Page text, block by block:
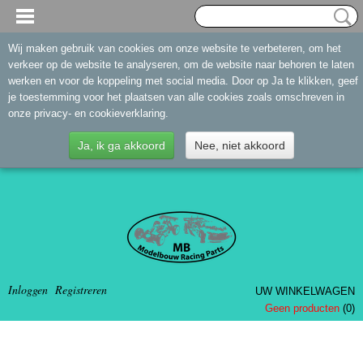
Inloggen Registreren
UW WINKELWAGEN
Geen producten (0)
Wij maken gebruik van cookies om onze website te verbeteren, om het
verkeer op de website te analyseren, om de website naar behoren te laten
werken en voor de koppeling met social media. Door op Ja te klikken, geef
je toestemming voor het plaatsen van alle cookies zoals omschreven in
onze privacy- en cookieverklaring.
Ja, ik ga akkoord Nee, niet akkoord